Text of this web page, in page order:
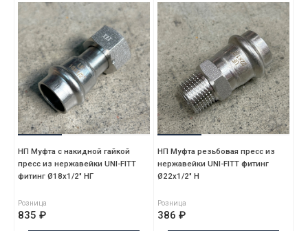
НП Муфта с накидной гайкой
пресс из нержавейки UNI-FITT
фитинг Ø18x1/2" НГ
Розница
835 ₽
НП Муфта резьбовая пресс из
нержавейки UNI-FITT фитинг
Ø22x1/2" Н
Розница
386 ₽